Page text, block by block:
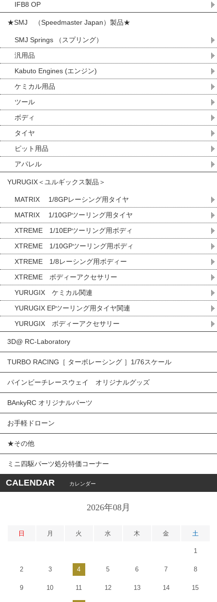
IFB8 OP
★SMJ （Speedmaster Japan）製品★
SMJ Springs （スプリング）
汎用品
Kabuto Engines (エンジン)
ケミカル用品
ツール
ボディ
タイヤ
ピット用品
アパレル
YURUGIX＜ユルギックス製品＞
MATRIX 1/8GPレーシング用タイヤ
MATRIX 1/10GPツーリング用タイヤ
XTREME 1/10EPツーリング用ボディ
XTREME 1/10GPツーリング用ボディ
XTREME 1/8レーシング用ボディー
XTREME ボディーアクセサリー
YURUGIX ケミカル関連
YURUGIX EPツーリング用タイヤ関連
YURUGIX ボディーアクセサリー
3D@ RC-Laboratory
TURBO RACING［ ターボレーシング ］1/76スケール
パインビーチレースウェイ オリジナルグッズ
BAnkyRC オリジナルパーツ
お手軽ドローン
★その他
ミニ四駆パーツ処分特価コーナー
CALENDAR カレンダー
2026年08月
日 月 火 水 木 金 土
1
2 3 4 5 6 7 8
9 10 11 12 13 14 15